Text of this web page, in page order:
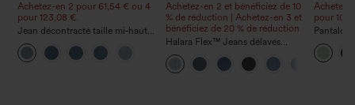
Achetez-en 2 pour 61,54 € ou 4
pour 123,08 €.
Jean décontracté taille mi‑haute,
à cordon de serrage, avec
poches
Achetez-en 2 et bénéficiez de 10
% de réduction | Achetez-en 3 et
bénéficiez de 20 % de réduction
Halara Flex™ Jeans délavés
décontractés, coupe baggy à
jambe large, taille basse
asymétrique, poches zippées
Achetez-
pour
Pantalon
avec
coupe
effet lin